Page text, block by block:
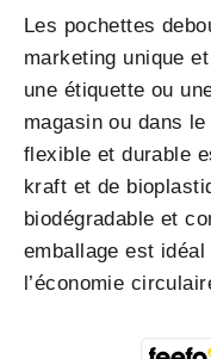
Les pochettes
marketing unique
une étiquette ou
magasin ou dans
flexible et durable
kraft et de
biodégradable et
emballage est
l’économie